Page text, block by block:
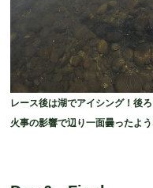
レース後は湖でアイシング！後
火事の影響で辺り一面曇ったよ